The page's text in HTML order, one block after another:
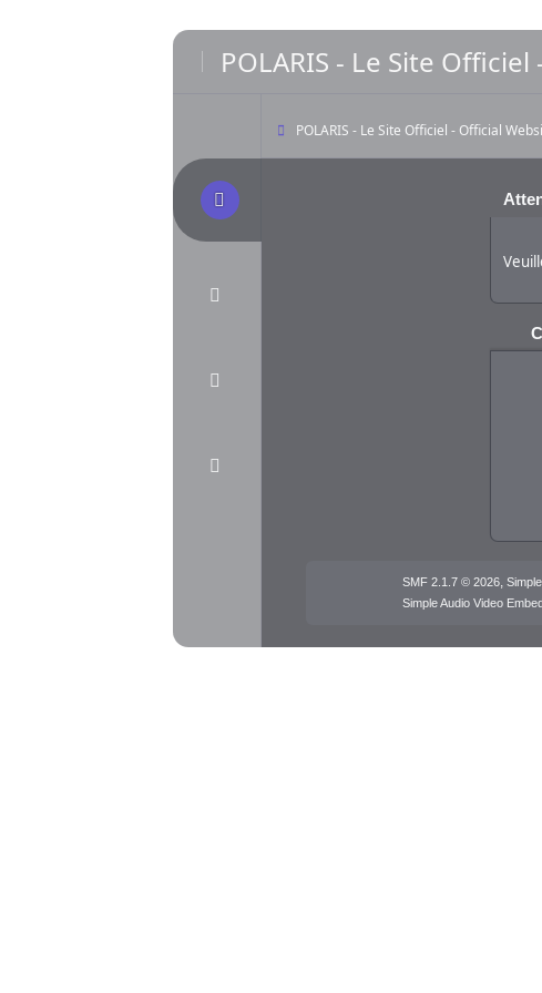
POLARIS - Le Site
POLARIS - Le Site Officiel - Official
SMF 2.1.7 © 2026,
Simple Audio Video